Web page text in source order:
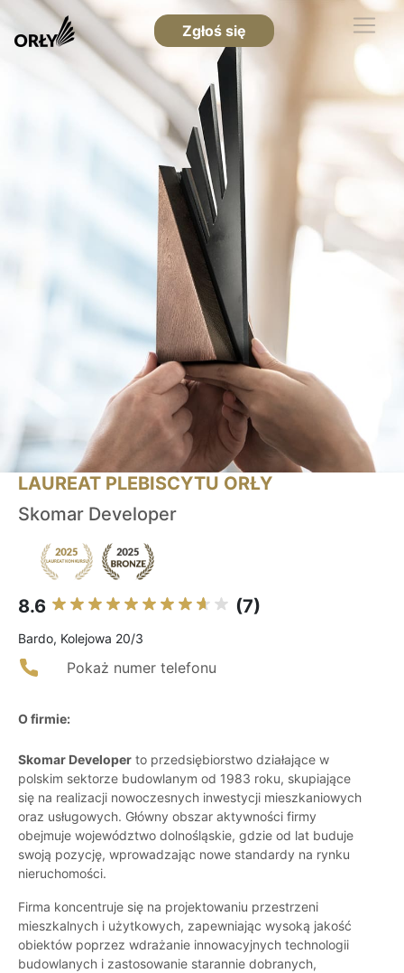
Zgłoś się
LAUREAT PLEBISCYTU ORŁY
Skomar Developer
8.6 (7)
Bardo, Kolejowa 20/3
Pokaż numer telefonu
O firmie:
Skomar Developer to przedsiębiorstwo działające w
polskim sektorze budowlanym od 1983 roku, skupiające
się na realizacji nowoczesnych inwestycji mieszkaniowych
oraz usługowych. Główny obszar aktywności firmy
obejmuje województwo dolnośląskie, gdzie od lat buduje
swoją pozycję, wprowadzając nowe standardy na rynku
nieruchomości.
Firma koncentruje się na projektowaniu przestrzeni
mieszkalnych i użytkowych, zapewniając wysoką jakość
obiektów poprzez wdrażanie innowacyjnych technologii
budowlanych i zastosowanie starannie dobranych,